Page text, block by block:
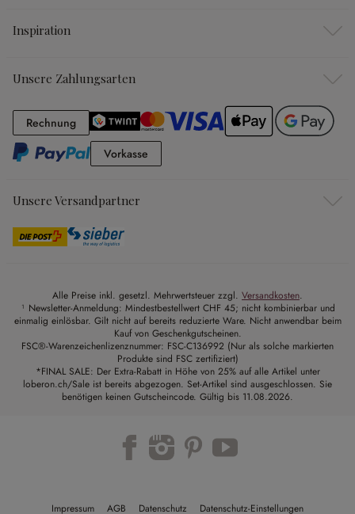
Inspiration
Unsere Zahlungsarten
RechnungRechnung
Vorkasse
Unsere Versandpartner
Alle Preise inkl. gesetzl. Mehrwertsteuer zzgl. Versandkosten.
¹ Newsletter-Anmeldung: Mindestbestellwert CHF 45; nicht kombinierbar und
einmalig einlösbar. Gilt nicht auf bereits reduzierte Ware. Nicht anwendbar beim
Kauf von Geschenkgutscheinen.
FSC®-Warenzeichenlizenznummer: FSC-C136992 (Nur als solche markierten
Produkte sind FSC zertifiziert)
*FINAL SALE: Der Extra-Rabatt in Höhe von 25% auf alle Artikel unter
loberon.ch/Sale ist bereits abgezogen. Set-Artikel sind ausgeschlossen. Sie
benötigen keinen Gutscheincode. Gültig bis 11.08.2026.
Impressum AGB Datenschutz Datenschutz-Einstellungen